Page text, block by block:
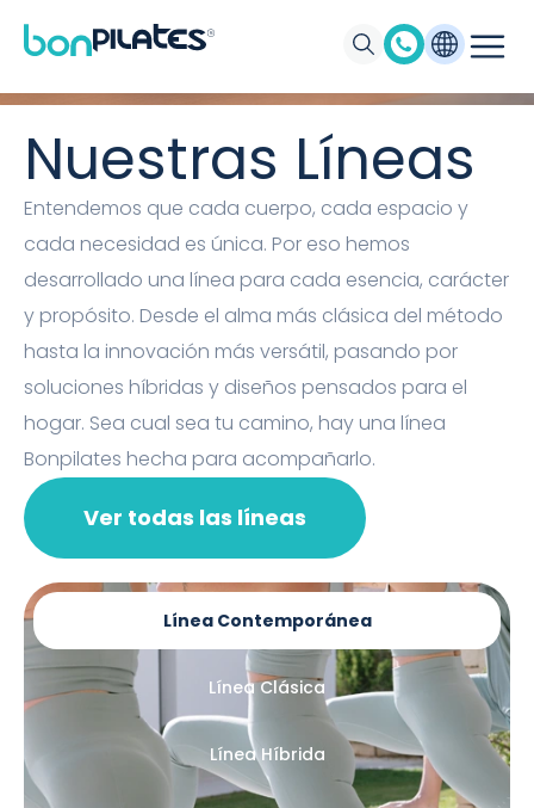
Máquinas de Pilates, Pilates suelo y
accesorios Bonpilates
Nuestras Líneas
Entendemos que cada cuerpo, cada espacio y
cada necesidad es única. Por eso hemos
desarrollado una línea para cada esencia, carácter
y propósito. Desde el alma más clásica del método
hasta la innovación más versátil, pasando por
soluciones híbridas y diseños pensados para el
hogar. Sea cual sea tu camino, hay una línea
Bonpilates hecha para acompañarlo.
Ver todas las líneas
Línea Contemporánea
Línea Clásica
Línea Híbrida